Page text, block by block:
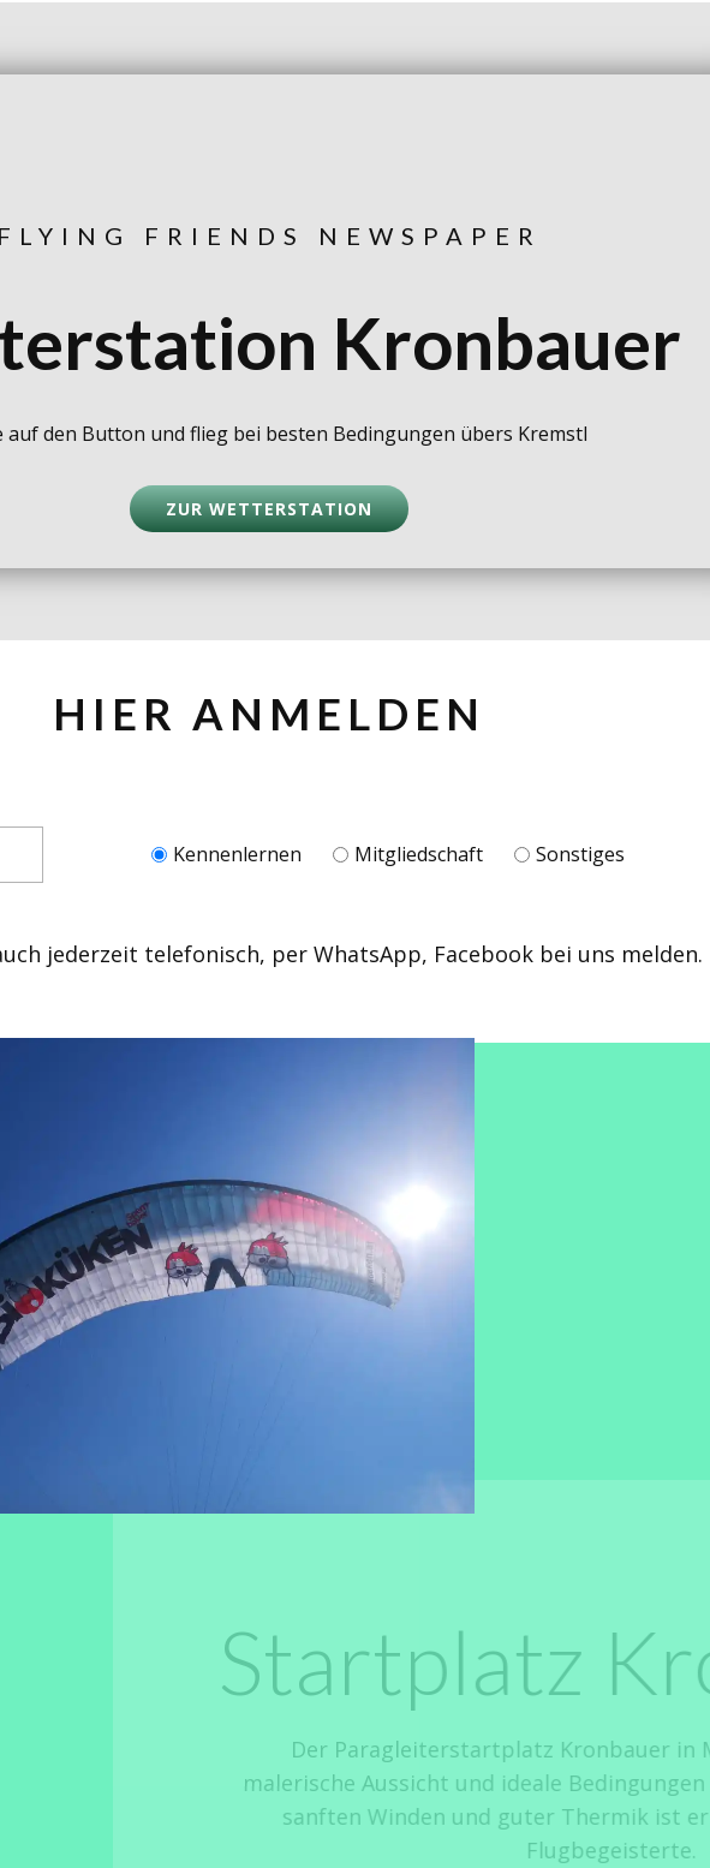
FLYING FRIENDS NEWSPAPER
Kronbauer
auf den Button und flieg bei besten Bedingungen übers Kremstl
ZUR WETTERSTATION
HIER ANMELDEN
Kennenlernen Mitgliedschaft Sonstiges
jederzeit telefonisch, per WhatsApp, Facebook bei uns melden.
Kronbauer
Der Paragleiterstartplatz Kronbauer in Micheldorf bietet eine
Aussicht und ideale Bedingungen für Gleitschirmflieger. Mit
sanften Winden und guter Thermik ist er ein beliebter Spot für